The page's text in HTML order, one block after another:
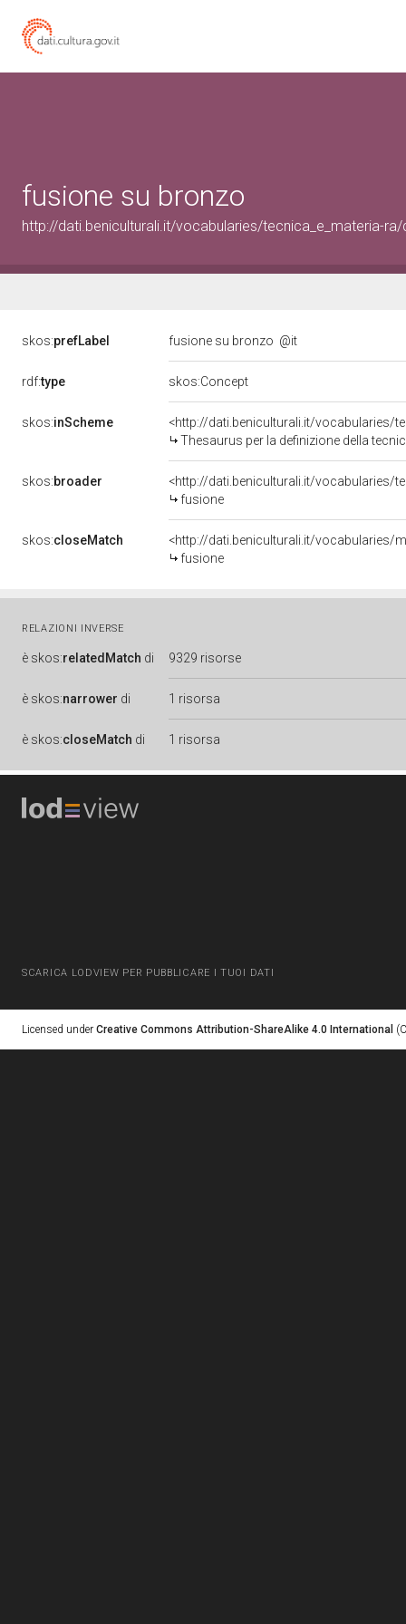
fusione su bronzo
http://dati.beniculturali.it/vocabularies/tecnica_e_materia-
skos:prefLabel fusione su bronzo @it
rdf:type skos:Concept
skos:inScheme
<http://dati.beniculturali.it/vocabularies/
Thesaurus per la definizione della
skos:broader
<http://dati.beniculturali.it/vocabularies/
fusione
skos:closeMatch
<http://dati.beniculturali.it/vocabularies/
fusione
RELAZIONI INVERSE
è skos:relatedMatch di 9329 risorse
è skos:narrower di 1 risorsa
è skos:closeMatch di 1 risorsa
SCARICA LODVIEW PER PUBBLICARE I TUOI DATI
Licensed under Creative Commons Attribution-ShareAlike 4.0 International